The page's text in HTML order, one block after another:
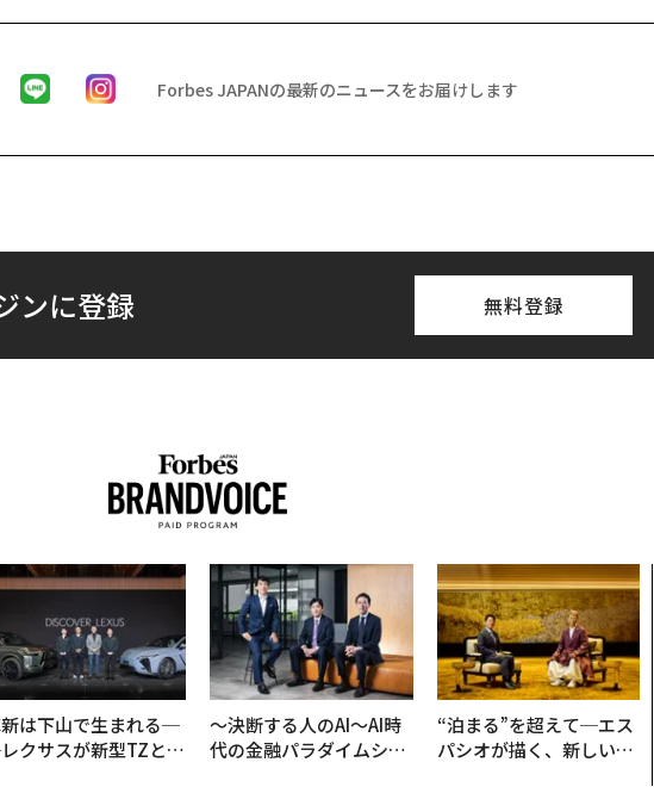
Forbes JAPANの最新のニュースをお届けします
ンに登録 無料登録
は下山で生まれる─
クサスが新型TZとE
〜決断する人のAI〜AI時
代の金融パラダイムシフ
“泊まる”を超えて─エス
パシオが描く、新しい日